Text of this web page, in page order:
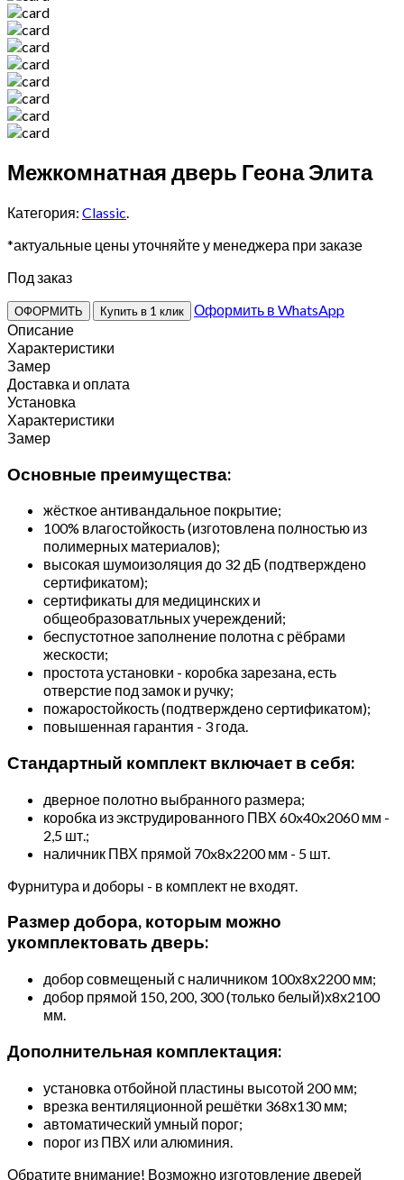
Межкомнатная дверь Геона Элита
Категория: Classic.
*актуальные цены уточняйте у менеджера при заказе
Под заказ
ОФОРМИТЬ Купить в 1 клик
Оформить в WhatsApp
Описание
Характеристики
Замер
Доставка и оплата
Установка
Характеристики
Замер
Основные преимущества:
жёсткое антивандальное покрытие;
100% влагостойкость (изготовлена полностью из
полимерных материалов);
высокая шумоизоляция до 32 дБ (подтверждено
сертификатом);
сертификаты для медицинских и
общеобразоватльных учереждений;
беспустотное заполнение полотна с рёбрами
жескости;
простота установки - коробка зарезана, есть
отверстие под замок и ручку;
пожаростойкость (подтверждено сертификатом);
повышенная гарантия - 3 года.
Стандартный комплект включает в себя:
дверное полотно выбранного размера;
коробка из экструдированного ПВХ 60x40x2060 мм -
2,5 шт.;
наличник ПВХ прямой 70x8x2200 мм - 5 шт.
Фурнитура и доборы - в комплект не входят.
Размер добора, которым можно
укомплектовать дверь:
добор совмещеный с наличником 100х8х2200 мм;
добор прямой 150, 200, 300 (только белый)х8х2100
мм.
Дополнительная комплектация:
установка отбойной пластины высотой 200 мм;
врезка вентиляционной решётки 368х130 мм;
автоматический умный порог;
порог из ПВХ или алюминия.
Обратите внимание! Возможно изготовление дверей